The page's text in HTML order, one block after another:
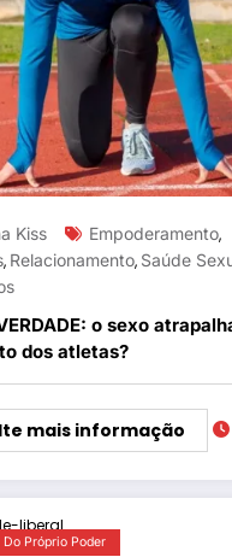
Kiss Empoderamento,
, Relacionamento, Saúde
o sexo
dos atletas?
mais informação
Próprio Poder